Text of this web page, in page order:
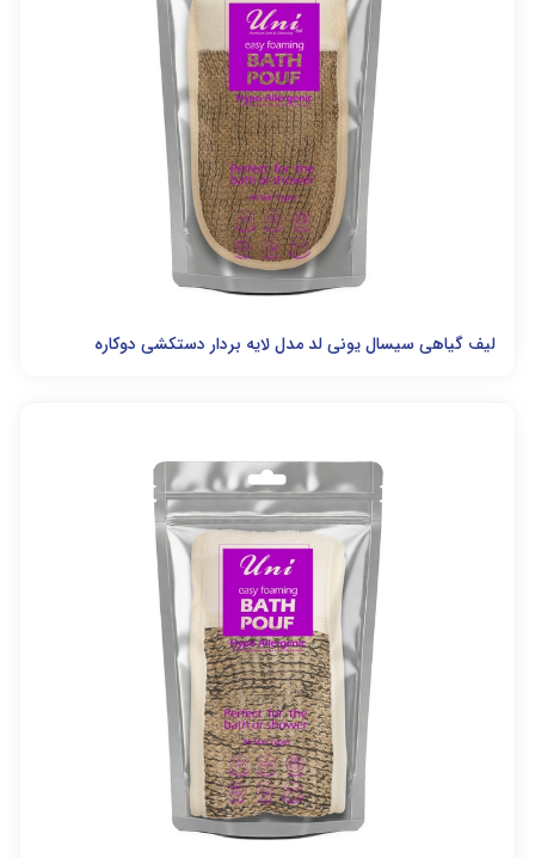
لیف گیاهی سیسال یونی لد مدل لایه بردار دستکشی دوکاره